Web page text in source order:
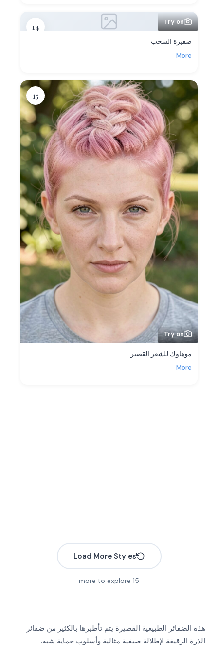
14
Try on
ضفيرة السحب
More
15
Try on
موهاوك للشعر القصير
More
More
More
Load More Styles
15
هذه الضفائر الطبيعية القصيرة يتم تأطيرها بالكثير من ضفائر
الذرة الرقيقة لإطلالة صيفية مثالية وأسلوب حماية شبه.